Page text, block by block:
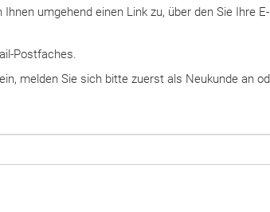
umgehend einen Link zu, über den Sie Ihre
Postfaches.
melden Sie sich bitte zuerst als Neukunde an